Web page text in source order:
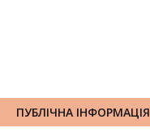
ПУБЛІЧНА ІНФОРМАЦІЯ